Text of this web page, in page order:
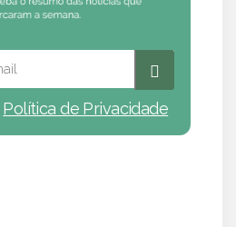
Política de Privacidade